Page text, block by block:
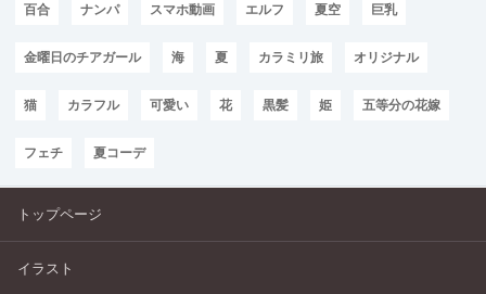
百合 ナンパ スマホ動画 エルフ 夏空 巨乳
金曜日のチアガール 海 夏 カラミリ旅 オリジナル
猫 カラフル 可愛い 花 黒髪 姫 五等分の花嫁
フェチ 夏コーデ
トップページ
イラスト